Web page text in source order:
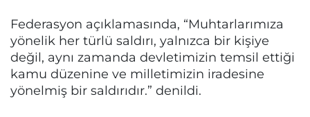
Federasyon açıklamasında, “Muhtarlarımıza
yönelik her türlü saldırı, yalnızca bir kişiye
değil, aynı zamanda devletimizin temsil ettiği
kamu düzenine ve milletimizin iradesine
yönelmiş bir saldırıdır.” denildi.